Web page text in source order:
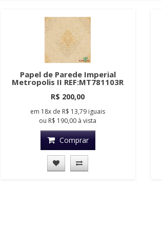
Papel de Parede Imperial
Metropolis II REF:MT781103R
R$ 200,00
em 18x de R$ 13,79 iguais
ou R$ 190,00 à vista
Comprar